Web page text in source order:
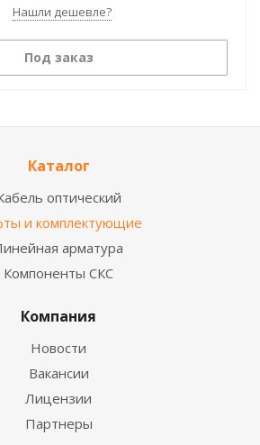
Нашли дешевле?
Под заказ
Каталог
оптический
и комплектующие
арматура
Компоненты СКС
Компания
Новости
Вакансии
Лицензии
Партнеры